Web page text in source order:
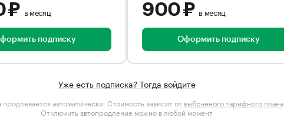
₽ в месяц
подписку
900 ₽ в месяц
Оформить подписку
Уже есть подписка? Тогда войдите
автоматически. Стоимость зависит от выбранного тарифного плана.
Отключить автопродление можно в любой момент